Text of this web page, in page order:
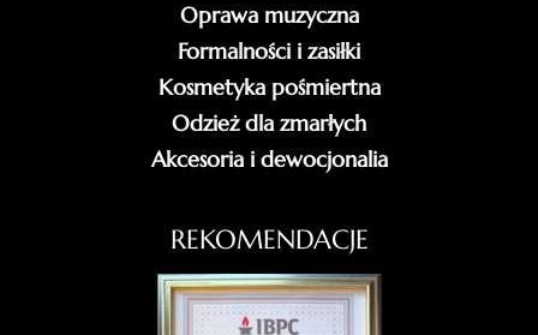
Oprawa muzyczna
Formalności i zasiłki
Kosmetyka pośmiertna
Odzież dla zmarłych
Akcesoria i dewocjonalia
REKOMENDACJE